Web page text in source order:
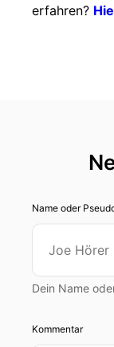
erfahren?
Name oder
Dein Name
Kommentar